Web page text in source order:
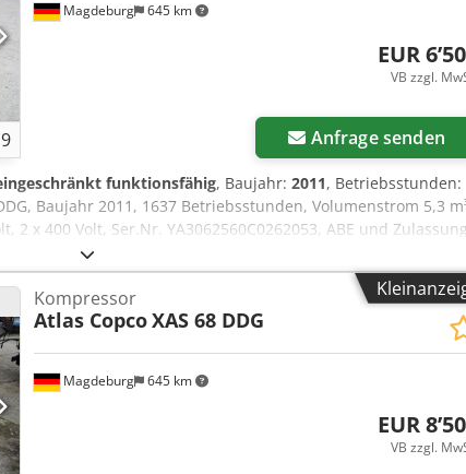
9
Magdeburg 645 km
EUR
VB zzgl.
Anfrage senden
funktionsfähig, Baujahr: 2011, Betriebsstunden:
Baujahr 2011, 1637 Betriebsstunden, Volumenstrom 5,3
2 x 400 Volt, Ser.Nr. YA3062560C0262053, ABE und Zulassung
fehlt, Lüftergitter fehlt Dcsdpfx
Magdeburg 645 km
Kompressor
Atlas CopcoXAS 68 DDG
EUR
VB zzgl.